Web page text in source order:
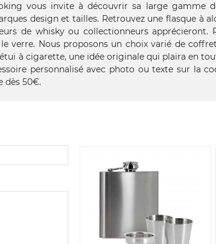
vous invite à découvrir sa large gamme
design et tailles. Retrouvez une flasque à
de whisky ou collectionneurs apprécieront.
verre. Nous proposons un choix varié de
à cigarette, une idée originale qui plaira en
personnalisé avec photo ou texte sur la
dès 50€.